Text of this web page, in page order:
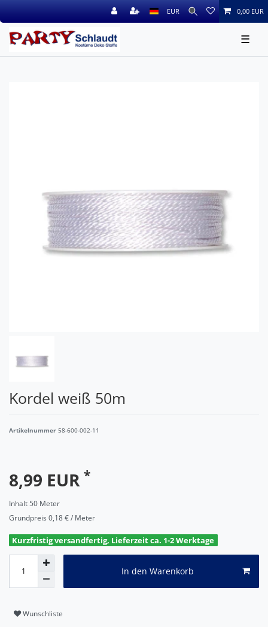
EUR 0,00 EUR
☰
Kordel weiß 50m
Artikelnummer 58-600-002-11
8,99 EUR *
Inhalt 50 Meter
Grundpreis 0,18 € / Meter
Kurzfristig versandfertig, Lieferzeit ca. 1-2 Werktage
In den Warenkorb
Wunschliste